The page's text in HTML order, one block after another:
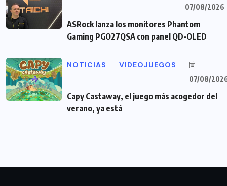
07/08/2026
ASRock lanza los monitores Phantom
Gaming PGO27QSA con panel QD-OLED
NOTICIAS VIDEOJUEGOS
07/08/
Capy Castaway, el juego más acogedor del
verano, ya está